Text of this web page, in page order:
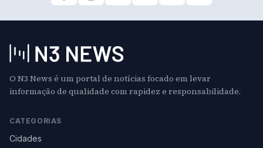
O N3 News é um portal de notícias focado em levar
informação de qualidade com rapidez e responsabilidade.
CATEGORIAS
Cidades